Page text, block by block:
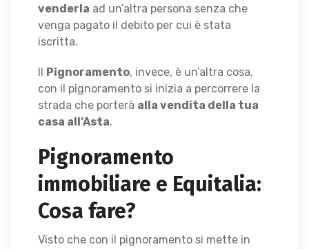
venderla ad un’altra persona senza che
venga pagato il debito per cui è stata
iscritta.
Il Pignoramento, invece, è un’altra cosa,
con il pignoramento si inizia a percorrere la
strada che porterà alla vendita della tua
casa all’Asta.
Pignoramento
immobiliare e Equitalia:
Cosa fare?
Visto che con il pignoramento si mette in